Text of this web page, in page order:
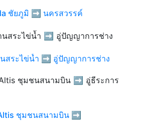
ชัยภูมิ ➡️ นครสวรรค์
นสระไข่น้ำ ➡️ อู่ปัญญาการช่าง
ชุมชนสนามบิน ➡️